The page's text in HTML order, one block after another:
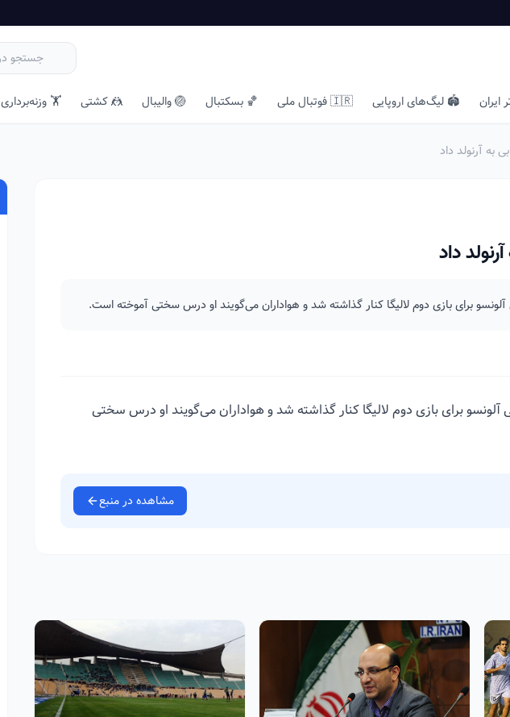
🏟️ لیگ‌های اروپایی 🇮🇷 فوتبال ملی 🏀 بسکتبال 🏐 والیبال 🤼 کشتی 🏋️ وزنه‌برداری
به آرنولد داد
داد
آلونسو برای بازی دوم لالیگا کنار گذاشته شد و هواداران می‌گویند او درس سختی آموخته است.
آلونسو برای بازی دوم لالیگا کنار گذاشته شد و هواداران می‌گویند او درس سختی
مشاهده در منبع